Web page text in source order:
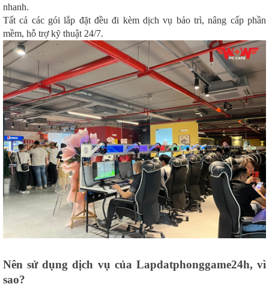
nhanh.
Tất cả các gói lắp đặt đều đi kèm dịch vụ bảo trì, nâng cấp phần
mềm, hỗ trợ kỹ thuật 24/7.
Nên sử dụng dịch vụ của Lapdatphonggame24h, vì
sao?